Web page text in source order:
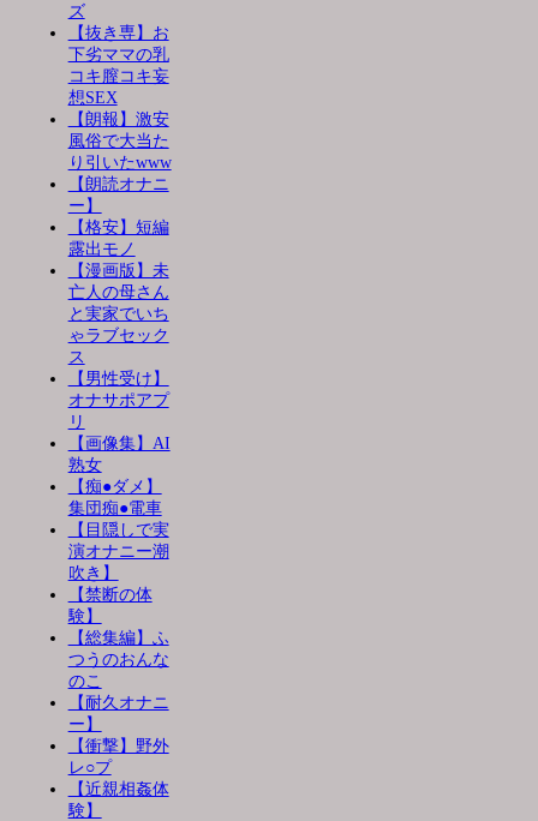
ズ
【抜き専】お
下劣ママの乳
コキ膣コキ妄
想SEX
【朗報】激安
風俗で大当た
り引いたwww
【朗読オナニ
ー】
【格安】短編
露出モノ
【漫画版】未
亡人の母さん
と実家でいち
ゃラブセック
ス
【男性受け】
オナサポアプ
リ
【画像集】AI
熟女
【痴●ダメ】
集団痴●電車
【目隠しで実
演オナニー潮
吹き】
【禁断の体
験】
【総集編】ふ
つうのおんな
のこ
【耐久オナニ
ー】
【衝撃】野外
レ○プ
【近親相姦体
験】